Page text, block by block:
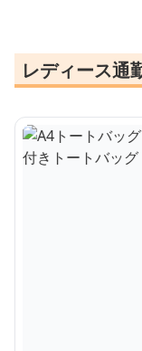
レディース通